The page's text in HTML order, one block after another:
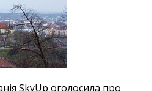
—
рейси
у
Брно
з
1700₴.SkyUp оголосила про